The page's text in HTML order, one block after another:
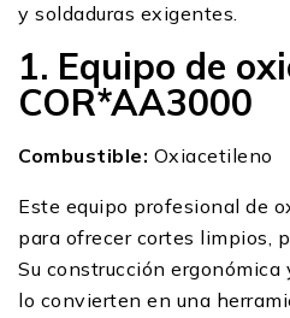
y soldaduras exigentes.
1. Equipo de
COR*AA3000
Combustible: Oxiacetileno
Este equipo profesional de
para ofrecer cortes limpios,
Su construcción
lo convierten en una